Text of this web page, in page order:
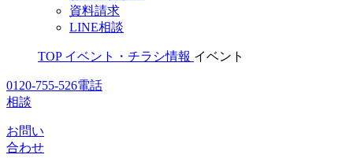
資料請求
LINE相談
TOP イベント・チラシ情報 イベント
0120-755-526電話
相談
お問い
合わせ